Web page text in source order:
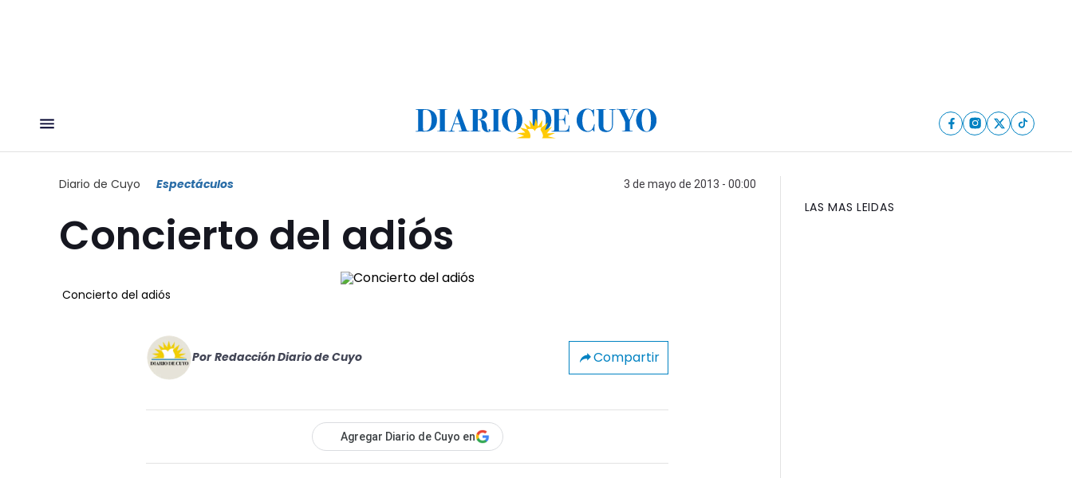
Diario de Cuyo Espectáculos 3 de mayo de 2013 - 00:00
Concierto del adiós
Concierto del adiós
Por Redacción Diario de Cuyo Compartir
Agregar Diario de Cuyo en
LAS MAS LEIDAS